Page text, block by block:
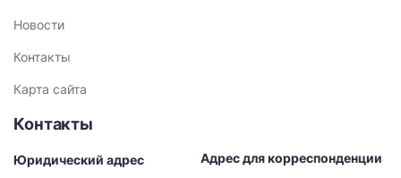
Новости
Контакты
Карта сайта
Контакты
Юридический адрес
Адрес для корреспонденции